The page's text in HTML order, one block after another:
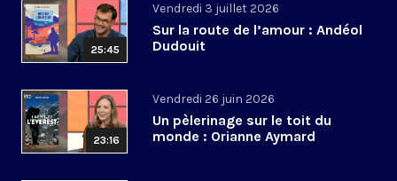
25:45
Vendredi 3 juillet 2026
Sur la route de l’amour : Andéol
Dudouit
23:16
Vendredi 26 juin 2026
Un pèlerinage sur le toit du
monde : Orianne Aymard